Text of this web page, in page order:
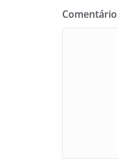
Comentário